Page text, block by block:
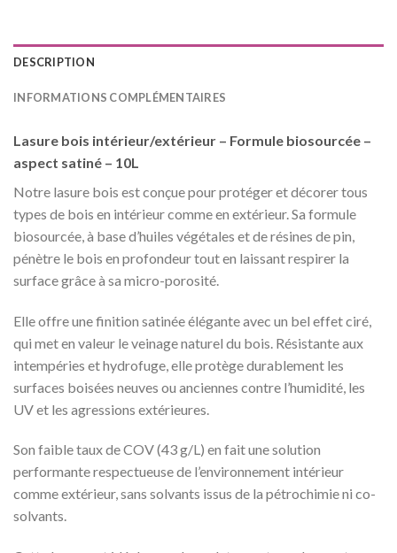
DESCRIPTION
INFORMATIONS COMPLÉMENTAIRES
Lasure bois intérieur/extérieur – Formule biosourcée –
aspect satiné – 10L
Notre lasure bois est conçue pour protéger et décorer tous
types de bois en intérieur comme en extérieur. Sa formule
biosourcée, à base d’huiles végétales et de résines de pin,
pénètre le bois en profondeur tout en laissant respirer la
surface grâce à sa micro-porosité.
Elle offre une finition satinée élégante avec un bel effet ciré,
qui met en valeur le veinage naturel du bois. Résistante aux
intempéries et hydrofuge, elle protège durablement les
surfaces boisées neuves ou anciennes contre l’humidité, les
UV et les agressions extérieures.
Son faible taux de COV (43 g/L) en fait une solution
performante respectueuse de l’environnement intérieur
comme extérieur, sans solvants issus de la pétrochimie ni co-
solvants.